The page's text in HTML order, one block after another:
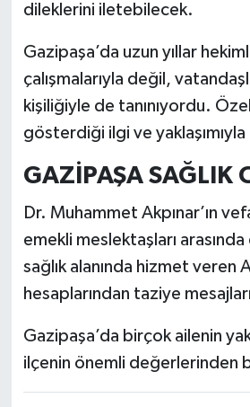
dileklerini iletebilecek.
Gazipaşa’da uzun yıllar
çalışmalarıyla değil,
kişiliğiyle de tanınıyordu.
gösterdiği ilgi ve
GAZİPAŞA SAĞLIK
Dr. Muhammet Akpınar’ın
emekli meslektaşları
sağlık alanında hizmet veren
hesaplarından taziye
Gazipaşa’da birçok ailenin
ilçenin önemli değerlerinden